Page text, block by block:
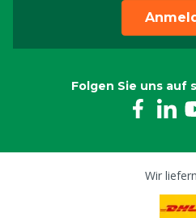
Folgen Sie uns auf
Wir